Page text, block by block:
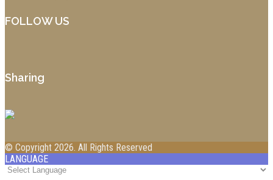
FOLLOW US
Sharing
© Copyright 2026. All Rights Reserved
LANGUAGE